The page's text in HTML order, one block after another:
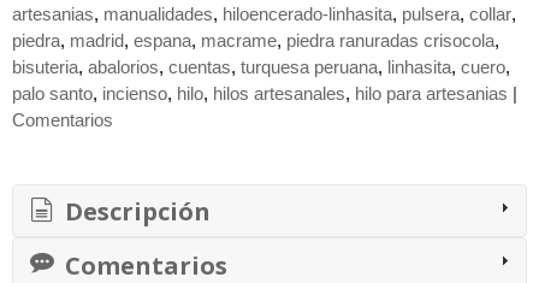
artesanias manualidades hiloencerado-linhasita pulsera collar
piedra madrid espana macrame piedra ranuradas crisocola
bisuteria abalorios cuentas turquesa peruana linhasita cuero
palo santo incienso hilo hilos artesanales hilo para artesanias |
Comentarios
Descripción
Comentarios